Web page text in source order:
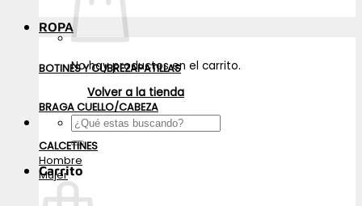
No hay productos en el carrito.
Volver a la tienda
Buscar
por:
Carrito
ROPA
BOTINES Y CUBREZAPATILLAS
BRAGA CUELLO/CABEZA
CALCETINES
Hombre
Mujer